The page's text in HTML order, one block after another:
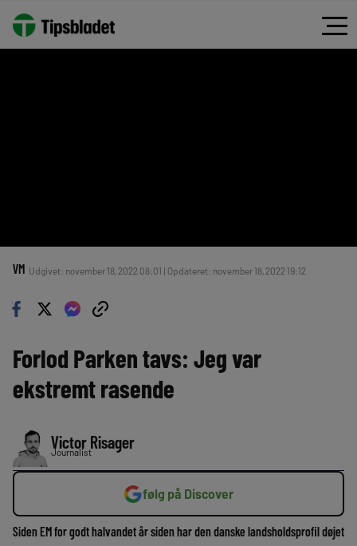
VM Udgivet: november 18, 2022 08:01 | Opdateret: november 18, 2022 19:12
Forlod Parken tavs: Jeg var
ekstremt rasende
Victor Risager
Journalist
følg på Discover
Siden EM for godt halvandet år siden har den danske landsholdsprofil døjet